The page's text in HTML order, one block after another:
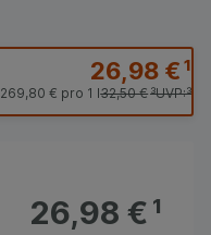
26,98 €¹
UVP:³
32,50 €³
269,80 € pro 1 l
26,98 €¹